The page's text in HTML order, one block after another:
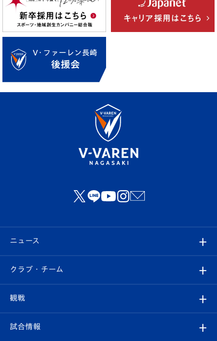
ニュース
すべて
クラブ
クラブ・チーム
観戦
観戦ルール
試合情報